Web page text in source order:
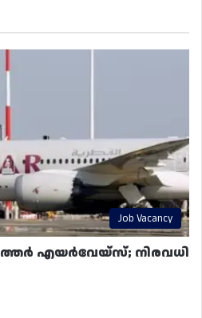
Job Vacancy
ഖത്തർ എയർവേയ്‌സ്; നിരവധി